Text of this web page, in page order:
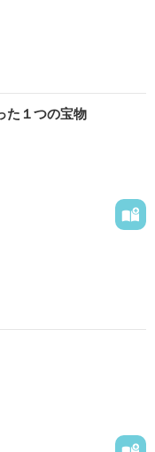
／
とになった２人
・・・大好
き・・・。悲しかっ
・・。さみしかった
は一生忘れな
ない・・・あの思い
生の宝物となったん
。
た１つの宝物
中でのステキな出来